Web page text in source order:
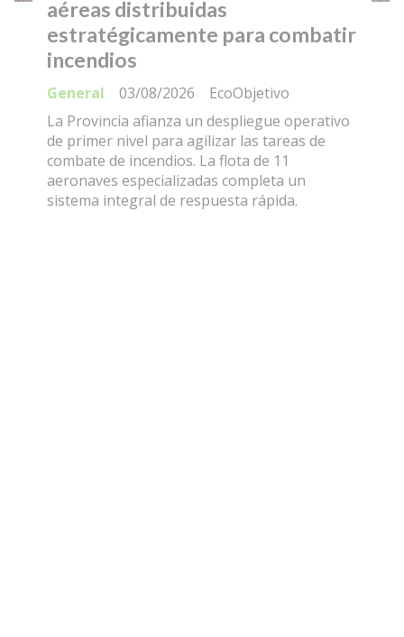
aéreas distribuidas
estratégicamente para combatir
incendios
EcoObjetivo
General
03/08/2026
La Provincia afianza un despliegue operativo
de primer nivel para agilizar las tareas de
combate de incendios. La flota de 11
aeronaves especializadas completa un
sistema integral de respuesta rápida.